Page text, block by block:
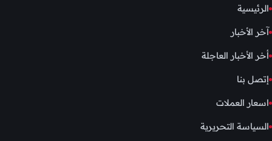
الرئيسية
آخر الأخبار
أخر الأخبار العاجلة
إتصل بنا
اسعار العملات
السياسة التحريرية